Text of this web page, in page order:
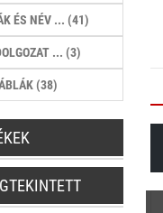
ÉS NÉV ... (41)
... (3)
(38)